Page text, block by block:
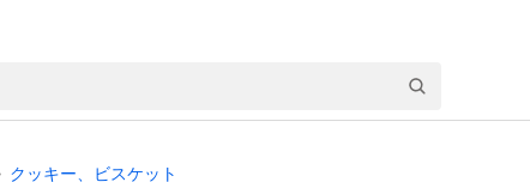
クッキー、ビスケット